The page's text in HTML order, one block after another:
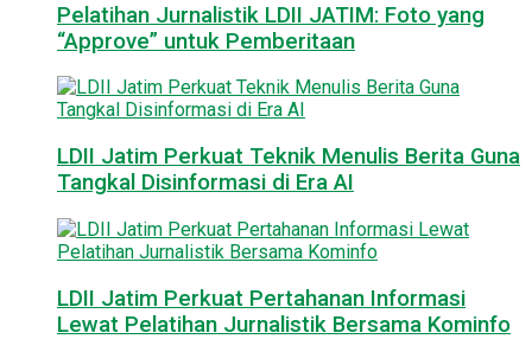
Pelatihan Jurnalistik LDII JATIM: Foto yang
“Approve” untuk Pemberitaan
LDII Jatim Perkuat Teknik Menulis Berita Guna
Tangkal Disinformasi di Era AI
LDII Jatim Perkuat Pertahanan Informasi
Lewat Pelatihan Jurnalistik Bersama Kominfo